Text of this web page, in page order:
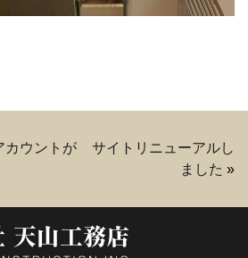
カウントが
サイトリニューアルし
ました »